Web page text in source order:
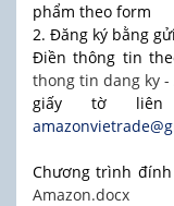
phẩm theo form
2. Đăng ký bằng
Điền thông tin
thong tin dang ky -
giấy tờ
Chương trình đính
Amazon.docx